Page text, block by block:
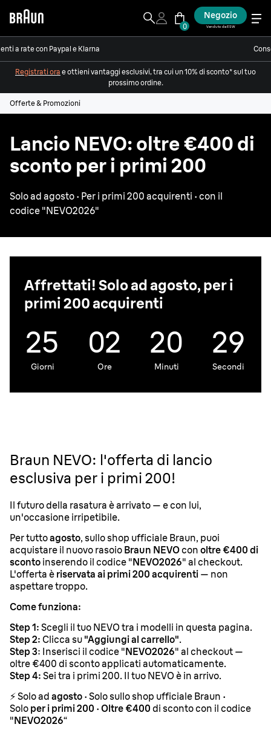
0
Negozio
Venduto da ESW
a rate con Paypal e Klarna
Registrati ora e ottieni vantaggi esclusivi, tra cui un 10% di sconto* sul tuo
prossimo ordine.
Offerte & Promozioni
Lancio NEVO: oltre €400 di
sconto per i primi 200
Solo ad agosto · Per i primi 200 acquirenti · con il
codice "NEVO2026"
Affrettati! Solo ad agosto, per i
primi 200 acquirenti
25
Giorni
02
Ore
20
Minuti
29
Secondi
Braun NEVO: l'offerta di lancio
esclusiva per i primi 200!
Il futuro della rasatura è arrivato — e con lui,
un'occasione irripetibile.
Per tuttoagosto, sullo shop ufficiale Braun, puoi
acquistare il nuovo rasoio Braun NEVOcon oltre €400 di
sconto inserendo il codice "NEVO2026" al checkout.
L'offerta è riservata ai primi 200 acquirenti — non
aspettare troppo.
Come funziona:
Step 1: Scegli il tuo NEVO tra i modelli in questa pagina.
Step 2: Clicca su "Aggiungi al carrello".
Step 3: Inserisci il codice "NEVO2026" al checkout —
oltre €400 di sconto applicati automaticamente.
Step 4: Sei tra i primi 200. Il tuo NEVO è in arrivo.
⚡Solo ad agosto · Solo sullo shop ufficiale Braun ·
Solo per i primi 200 · Oltre €400 di sconto con il codice
"NEVO2026“